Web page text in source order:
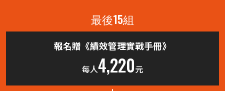
最後15組
報名贈《績效管理實戰手冊》
每人4,220元